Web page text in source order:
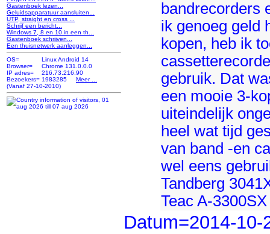
Gastenboek lezen...
Geluidsapparatuur aansluiten...
UTP, straight en cross ...
Schrijf een bericht...
Windows 7, 8 en 10 in een th...
Gastenboek schrijven...
Een thuisnetwerk aanleggen...
OS=
Linux Android 14
Browser=
Chrome 131.0.0.0
IP adres=
216.73.216.90
Bezoekers= 1983285 Meer ...
(Vanaf 27-10-2010)
bandrecorders
ik genoeg geld
kopen, heb ik
gebruik. Dat
een mooie 3-
uiteindelijk
heel wat tijd
van band -en
wel eens
Tandberg
Teac A-
Datum=2014-10-